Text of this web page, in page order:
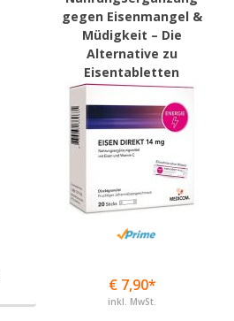
gegen Eisenmangel &
Müdigkeit – Die
Alternative zu
Eisentabletten
€ 7,90*
inkl. MwSt.